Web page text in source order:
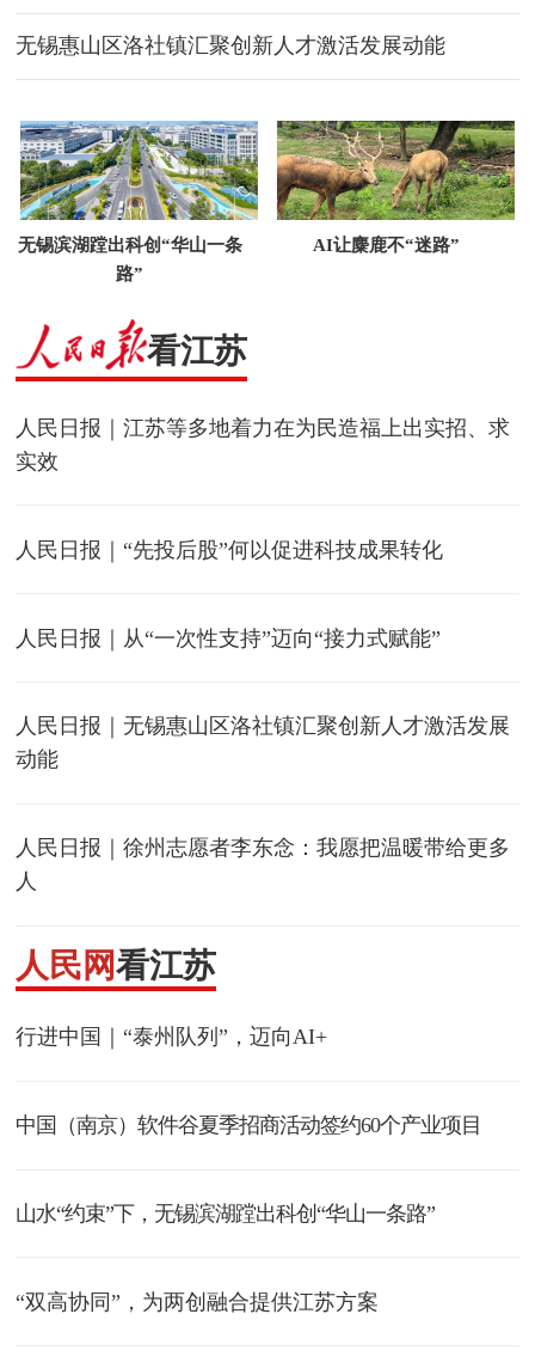
无锡惠山区洛社镇汇聚创新人才激活发展动能
无锡滨湖蹚出科创“华山一条
路”
AI让麋鹿不“迷路”
看江苏
人民日报｜江苏等多地着力在为民造福上出实招、求
实效
人民日报｜“先投后股”何以促进科技成果转化
人民日报｜从“一次性支持”迈向“接力式赋能”
人民日报｜无锡惠山区洛社镇汇聚创新人才激活发展
动能
人民日报｜徐州志愿者李东念：我愿把温暖带给更多
人
人民网看江苏
行进中国｜“泰州队列”，迈向AI+
中国（南京）软件谷夏季招商活动签约60个产业项目
山水“约束”下，无锡滨湖蹚出科创“华山一条路”
“双高协同”，为两创融合提供江苏方案